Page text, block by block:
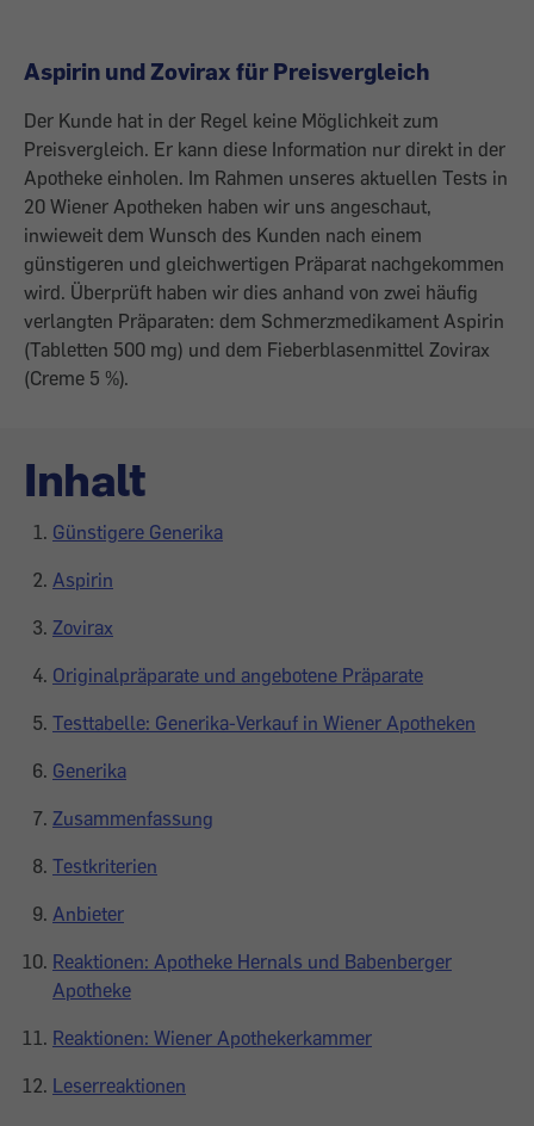
Aspirin und Zovirax für Preisvergleich
Der Kunde hat in der Regel keine Möglichkeit zum
Preisvergleich. Er kann diese Information nur direkt in der
Apotheke einholen. Im Rahmen unseres aktuellen Tests in
20 Wiener Apotheken haben wir uns angeschaut,
inwieweit dem Wunsch des Kunden nach einem
günstigeren und gleichwertigen Präparat nachgekommen
wird. Überprüft haben wir dies anhand von zwei häufig
verlangten Präparaten: dem Schmerzmedikament Aspirin
(Tabletten 500 mg) und dem Fieberblasenmittel Zovirax
(Creme 5 %).
Inhalt
Günstigere Generika
Aspirin
Zovirax
Originalpräparate und angebotene Präparate
Testtabelle: Generika-Verkauf in Wiener Apotheken
Generika
Zusammenfassung
Testkriterien
Anbieter
Reaktionen: Apotheke Hernals und Babenberger
Apotheke
Reaktionen: Wiener Apothekerkammer
Leserreaktionen